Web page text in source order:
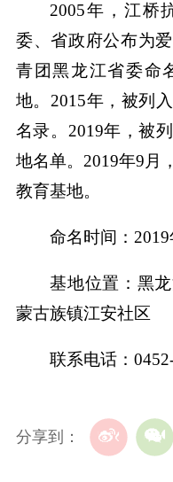
2005年，江桥
委、省政府公布为
青团黑龙江省委命
地。2015年，被列
名录。2019年，被
地名单。2019年9月
教育基地。
命名时间：2019
基地位置：黑
蒙古族镇江安社区
联系电话：
分享到：